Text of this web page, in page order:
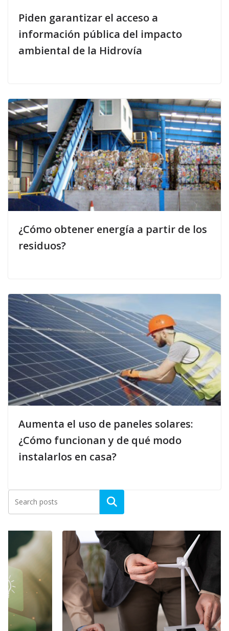
Piden garantizar el acceso a
información pública del impacto
ambiental de la Hidrovía
¿Cómo obtener energía a partir de los
residuos?
Aumenta el uso de paneles solares:
¿Cómo funcionan y de qué modo
instalarlos en casa?